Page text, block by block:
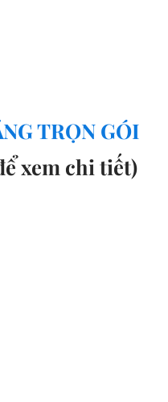
TRỌN GÓI
xem chi tiết)